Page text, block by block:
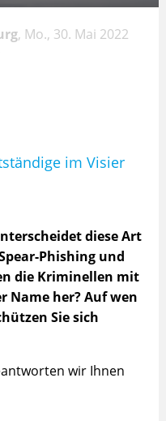
, Mo., 30. Mai 2022
im Visier
diese Art
Phishing und
die Kriminellen mit
Name her? Auf wen
Sie sich
wir Ihnen